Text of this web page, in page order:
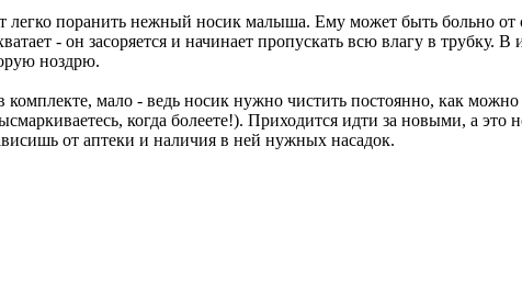
легко поранить нежный носик малыша. Ему может быть больно от
- он засоряется и начинает пропускать всю влагу в трубку.
ноздрю.
мало - ведь носик нужно чистить постоянно, как
когда болеете!). Приходится идти за новыми, а это
от аптеки и наличия в ней нужных насадок.